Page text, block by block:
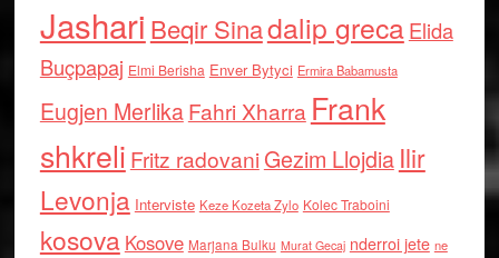
Jashari Beqir Sinadalip grecaElida
Buçpapaj Elmi Berisha Enver Bytyci Ermira Babamusta
Eugjen MerlikaFahri Xharra Frank
shkreli Fritz radovaniGezim Llojdia Ilir
Levonja Interviste Keze Kozeta Zylo Kolec Traboini
kosova Kosove Marjana Bulku Murat Gecaj nderroi jete ne